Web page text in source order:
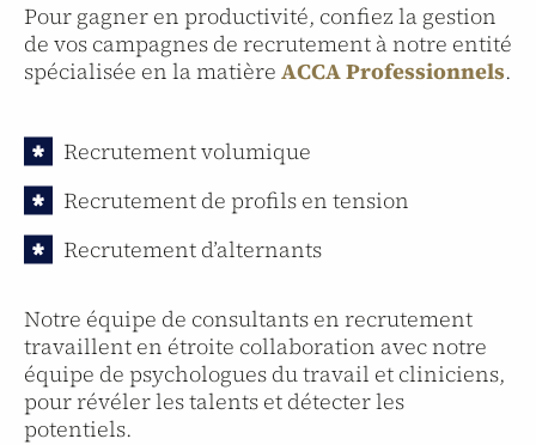
Pour gagner en productivité, confiez la gestion
de vos campagnes de recrutement à notre entité
spécialisée en la matière ACCA Professionnels.
Recrutement volumique
Recrutement de profils en tension
Recrutement d’alternants
Notre équipe de consultants en recrutement
travaillent en étroite collaboration avec notre
équipe de psychologues du travail et cliniciens,
pour révéler les talents et détecter les
potentiels.